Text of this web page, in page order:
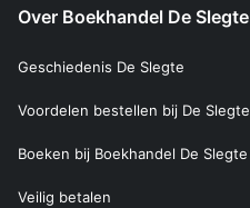
Over Boekhandel De Slegte
Geschiedenis De Slegte
Voordelen bestellen bij De Slegte
Boeken bij Boekhandel De Slegte
Veilig betalen